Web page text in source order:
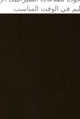
في الوقت المناسب.